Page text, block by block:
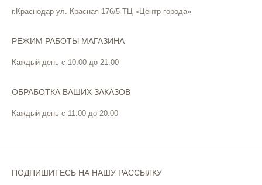
ПОДПИШИТЕСЬ НА НАШУ РАССЫЛКУ
г.Краснодар ул. Красная 176/5 ТЦ «Центр города»
ОБРАБОТКА ВАШИХ ЗАКАЗОВ
Каждый день с 11:00 до 20:00
РЕЖИМ РАБОТЫ МАГАЗИНА
Каждый день с 10:00 до 21:00